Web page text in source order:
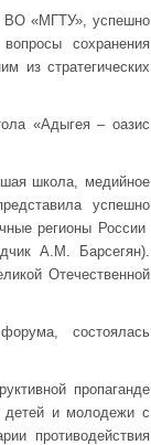
ВО «МГТУ», успешно
сохранения
из стратегических
«Адыгея – оазис
школа, медийное
успешно
регионы России
А.М. Барсегян).
Отечественной
состоялась
пропаганде
детей и молодежи с
противодействия